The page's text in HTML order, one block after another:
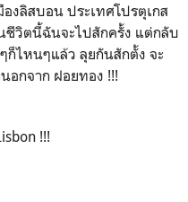
งลิสบอน ประเทศโปรตุเกส
ชีวิตนี้ฉันจะไปสักครั้ง แต่กลับ
ไหนๆแล้ว ลุยกันสักตั้ง จะ
อกจาก ฝอยทอง !!!
!!!